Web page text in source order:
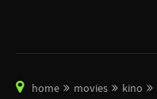
home movies kino